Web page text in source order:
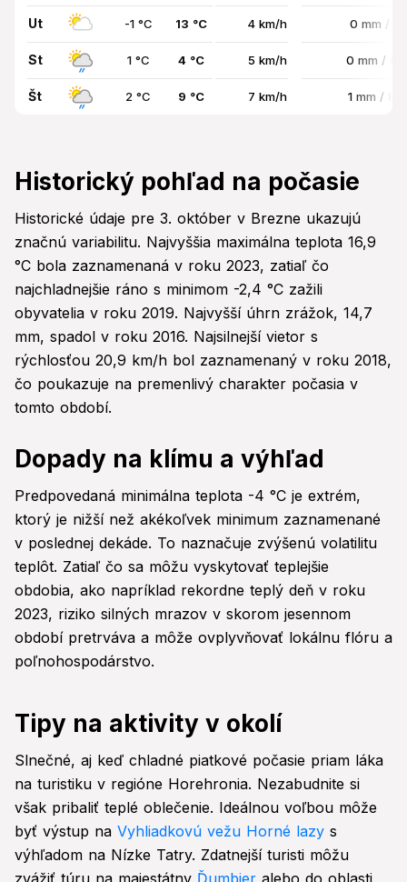
Ut -1 °C 13 °C 4 km/h 0 mm /
St 1 °C 4 °C 5 km/h 0 mm /
Št 2 °C 9 °C 7 km/h 1 mm /
Historický pohľad na počasie
Historické údaje pre 3. október v Brezne ukazujú
značnú variabilitu. Najvyššia maximálna teplota 16,9
°C bola zaznamenaná v roku 2023, zatiaľ čo
najchladnejšie ráno s minimom -2,4 °C zažili
obyvatelia v roku 2019. Najvyšší úhrn zrážok, 14,7
mm, spadol v roku 2016. Najsilnejší vietor s
rýchlosťou 20,9 km/h bol zaznamenaný v roku 2018,
čo poukazuje na premenlivý charakter počasia v
tomto období.
Dopady na klímu a výhľad
Predpovedaná minimálna teplota -4 °C je extrém,
ktorý je nižší než akékoľvek minimum zaznamenané
v poslednej dekáde. To naznačuje zvýšenú volatilitu
teplôt. Zatiaľ čo sa môžu vyskytovať teplejšie
obdobia, ako napríklad rekordne teplý deň v roku
2023, riziko silných mrazov v skorom jesennom
období pretrváva a môže ovplyvňovať lokálnu flóru a
poľnohospodárstvo.
Tipy na aktivity v okolí
Slnečné, aj keď chladné piatkové počasie priam láka
na turistiku v regióne Horehronia. Nezabudnite si
však pribaliť teplé oblečenie. Ideálnou voľbou môže
byť výstup na Vyhliadkovú vežu Horné lazy s
výhľadom na Nízke Tatry. Zdatnejší turisti môžu